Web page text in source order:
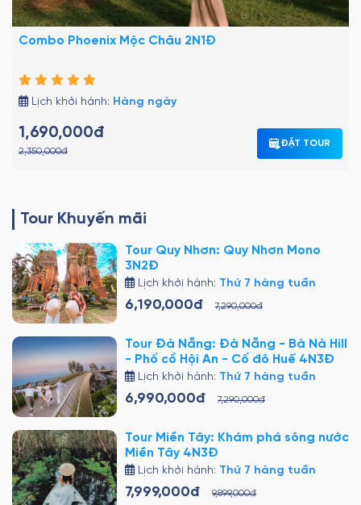
Combo Phoenix Mộc Châu 2N1Đ
Lịch khởi hành: Hàng ngày
1,690,000đ
2,350,000đ
ĐẶT TOUR
Tour Khuyến mãi
Tour Quy Nhơn: Quy Nhơn Mono
3N2Đ
Lịch khởi hành: Thứ 7 hàng tuần
6,190,000đ 7,290,000đ
Tour Đà Nẵng: Đà Nẵng - Bà Nà Hill
- Phố cổ Hội An - Cố đô Huế 4N3Đ
Lịch khởi hành: Thứ 7 hàng tuần
6,990,000đ 7,290,000đ
Tour Miền Tây: Khám phá sông nước
Miền Tây 4N3Đ
Lịch khởi hành: Thứ 7 hàng tuần
7,999,000đ 9,899,000đ